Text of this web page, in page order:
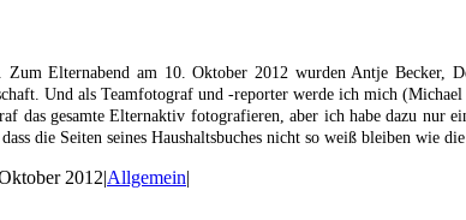
Elternabend am 10. Oktober 2012 wurden Antje
Und als Teamfotograf und -reporter werde ich mich
das gesamte Elternaktiv fotografieren, aber ich habe dazu
die Seiten seines Haushaltsbuches nicht so weiß bleiben wie
2012|Allgemein|